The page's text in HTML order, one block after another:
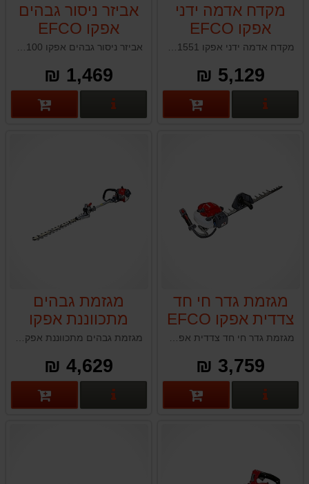
מקדח אדמה ידני
אפקו EFCO
TR1551
5,129 ₪
פרטים נוספים
אביזר ניסור גבהים
אפקו EFCO
EP100
1,469 ₪
פרטים נוספים
מגזמת גדר חי חד
צדדית אפקו EFCO
TGS2470
3,759 ₪
פרטים נוספים
מגזמת גבהים
מתכווננת אפקו
EFCO DS3000HL
4,629 ₪
פרטים נוספים